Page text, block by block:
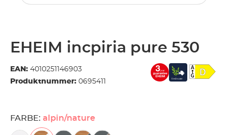
EHEIM incpiria pure 530
EAN: 4010251146903
Produktnummer: 0695411
FARBE: alpin/nature